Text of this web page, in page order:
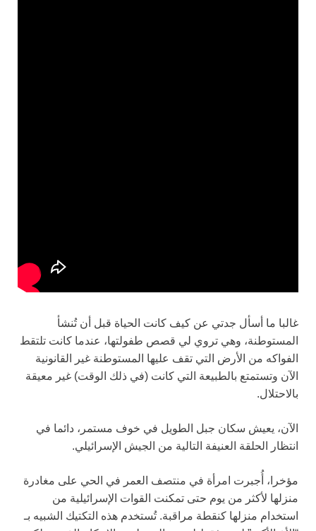
غالبا ما أسأل جدتي عن كيف كانت الحياة قبل أن تُنشأ
المستوطنة، وهي تروي لي قصص طفولتها، عندما كانت تلتقط
الفواكه من الأرض التي تقف عليها المستوطنة غير القانونية
الآن وتستمتع بالطبيعة التي كانت (في ذلك الوقت) غير معيقة
بالاحتلال.
الآن، يعيش سكان جبل الطويل في خوف مستمر، دائما في
انتظار الحلقة العنيفة التالية من الجيش الإسرائيلي.
مؤخرا، أُجبرت امرأة في منتصف العمر في الحي على مغادرة
منزلها لأكثر من يوم حتى تمكنت القوات الإسرائيلية من
استخدام منزلها كنقطة مراقبة. تُستخدم هذه التكتيك الشبيه بـ